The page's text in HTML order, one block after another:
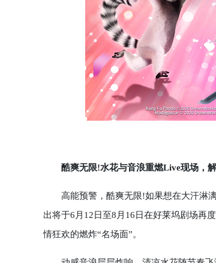
酷爽无限!水花与音浪重燃Live现场，
高能预警，酷爽无限!如果想在大汗淋漓
出将于6月12日至8月16日在好莱坞剧场再
情狂欢的燃炸“名场面”。